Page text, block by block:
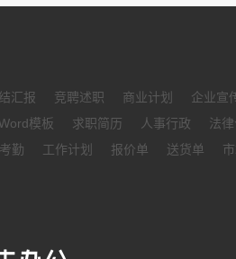
汇报 竞聘述职 商业计划
企业宣
模板 求职简历 人事行政
法
勤 工作计划 报价单 送货单